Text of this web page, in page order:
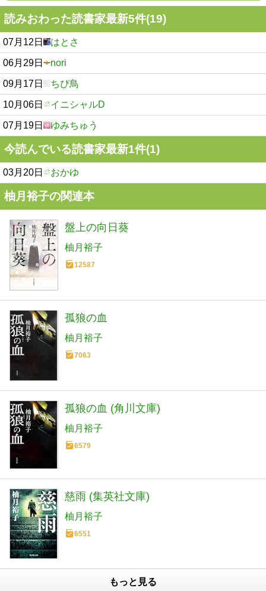
読みおわった読書家最新5件(19)
07月12日 はとさ
06月29日 nori
09月17日 ちぴ鳥
10月06日 イニシャルD
07月19日 ゆみちゅう
今読んでいる読書家最新1件(1)
03月20日 おかゆ
柚月裕子の関連本
盤上の向日葵
柚月裕子
12587
孤狼の血
柚月裕子
7063
孤狼の血 (角川文庫)
柚月裕子
6579
慈雨 (集英社文庫)
柚月裕子
6551
もっと見る